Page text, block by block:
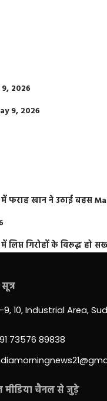
2026
9, 2026
फराह खान ने उठाई बहस
लिप्त गिरोहों के विरूद्ध हो
9, 10, Industrial Area,
73576 89838
मीडिया चैनल से जुड़े